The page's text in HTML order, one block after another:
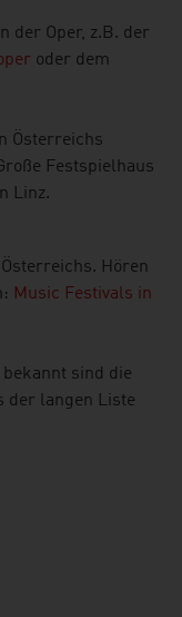
der Oper, z.B. der
oder dem
Österreichs
Festspielhaus
Linz.
Hören
Music Festivals in
sind die
der langen Liste